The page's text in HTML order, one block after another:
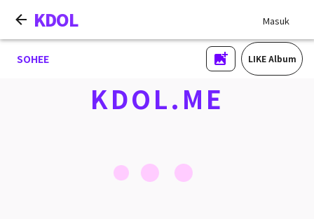
KDOL Masuk
SOHEE LIKE Album
KDOL.ME